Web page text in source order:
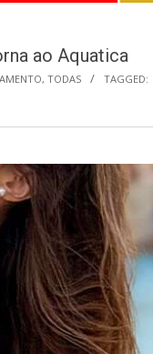
ao Aquatica
, TODAS TAGGED: